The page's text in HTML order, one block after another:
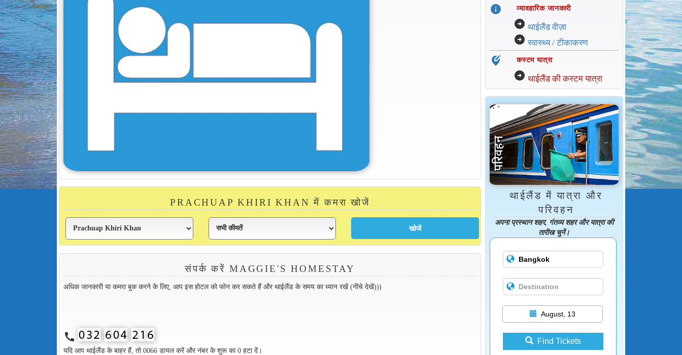
PRACHUAP KHIRI KHAN में कमरा खोजें
संपर्क करें MAGGIE'S HOMESTAY
अधिक जानकारी या कमरा बुक करने के लिए, आप इस होटल को फोन कर सकते हैं और थाईलैंड के समय का ध्यान रखें (नीचे देखें)))
call
यदि आप थाईलैंड के बाहर हैं, तो 0066 डायल करें और नंबर के शुरू का 0 हटा दें।
info व्यावहारिक जानकारी
arrow_circle_right थाईलैंड वीज़ा
arrow_circle_right स्वास्थ्य / टीकाकरण
edit_location_alt कस्टम यात्रा
arrow_circle_right थाईलैंड की कस्टम यात्रा
थाईलैंड में यात्रा और
परिवहन
अपना प्रस्थान शहर, गंतव्य शहर और यात्रा की
तारीख चुनें।
August, 13
Find Tickets